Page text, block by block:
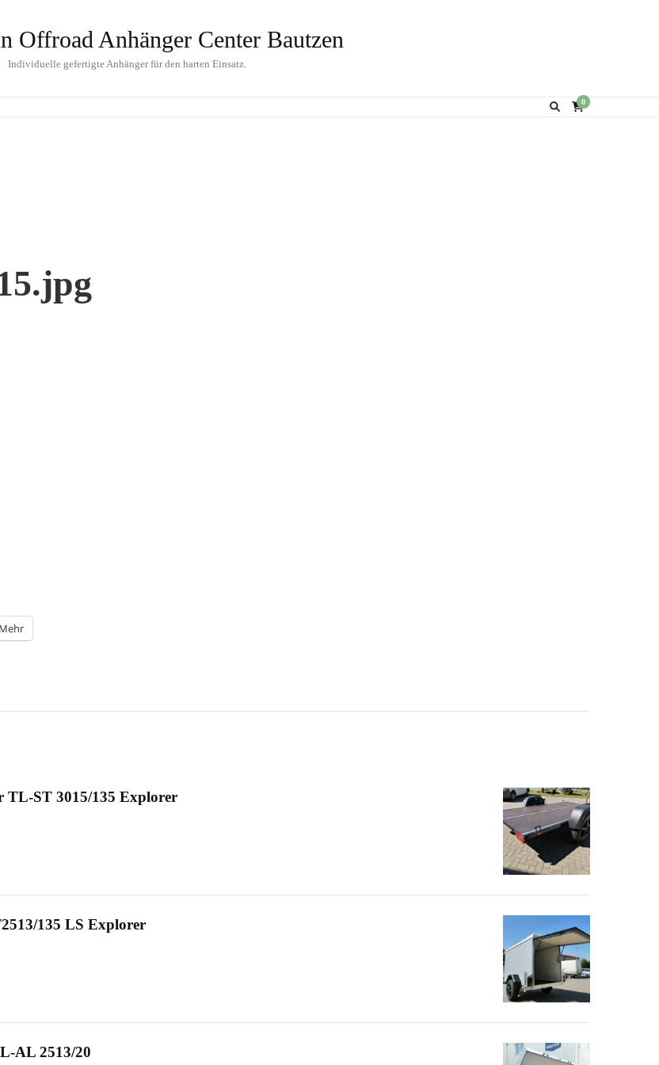
Offroad Anhänger Center Bautzen
Individuelle gefertigte Anhänger für den harten Einsatz.
0
Mehr
ST 3015/135 Explorer
135 LS Explorer
AL 2513/20